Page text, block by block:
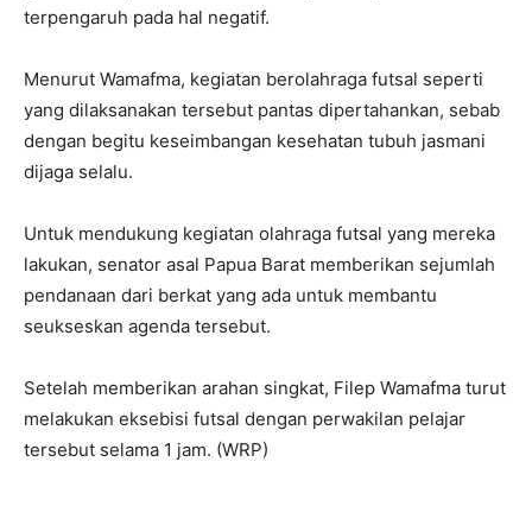
terpengaruh pada hal negatif.
Menurut Wamafma, kegiatan berolahraga futsal seperti
yang dilaksanakan tersebut pantas dipertahankan, sebab
dengan begitu keseimbangan kesehatan tubuh jasmani
dijaga selalu.
Untuk mendukung kegiatan olahraga futsal yang mereka
lakukan, senator asal Papua Barat memberikan sejumlah
pendanaan dari berkat yang ada untuk membantu
seukseskan agenda tersebut.
Setelah memberikan arahan singkat, Filep Wamafma turut
melakukan eksebisi futsal dengan perwakilan pelajar
tersebut selama 1 jam. (WRP)